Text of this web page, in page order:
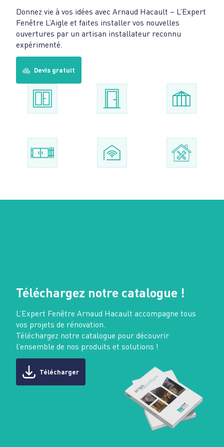
Donnez vie à vos idées avec Arnaud Hacault – L’Expert
Fenêtre L’Aigle et faites installer vos nouvelles
ouvertures par un artisan installateur reconnu
expérimenté.
Devis gratuit
Téléchargez notre catalogue !
L’Expert Fenêtre Arnaud Hacault accompagne tous
vos projets de rénovation.
Téléchargez notre catalogue pour découvrir
l’ensemble de nos produits et solutions !
Télécharger